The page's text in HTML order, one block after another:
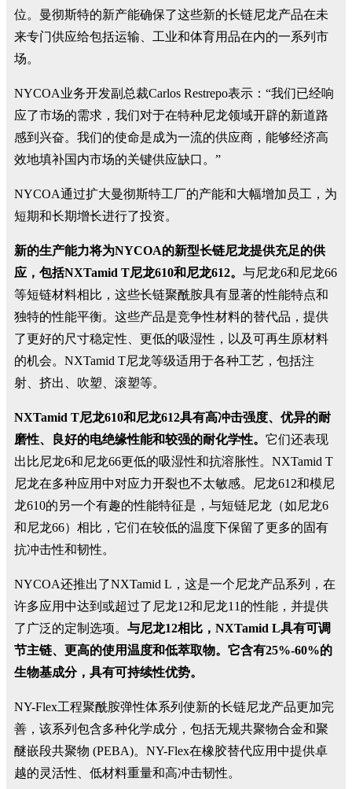
位。曼彻斯特的新产能确保了这些新的长链尼龙产品在未
来专门供应给包括运输、工业和体育用品在内的一系列市
场。
NYCOA业务开发副总裁Carlos Restrepo表示：“我们已经响
应了市场的需求，我们对于在特种尼龙领域开辟的新道路
感到兴奋。我们的使命是成为一流的供应商，能够经济高
效地填补国内市场的关键供应缺口。”
NYCOA通过扩大曼彻斯特工厂的产能和大幅增加员工，为
短期和长期增长进行了投资。
新的生产能力将为NYCOA的新型长链尼龙提供充足的供
应，包括NXTamid T尼龙610和尼龙612。 与尼龙6和尼龙66
等短链材料相比，这些长链聚酰胺具有显著的性能特点和
独特的性能平衡。这些产品是竞争性材料的替代品，提供
了更好的尺寸稳定性、更低的吸湿性，以及可再生原材料
的机会。NXTamid T尼龙等级适用于各种工艺，包括注
射、挤出、吹塑、滚塑等。
NXTamid T尼龙610和尼龙612具有高冲击强度、优异的耐
磨性、良好的电绝缘性能和较强的耐化学性。 它们还表现
出比尼龙6和尼龙66更低的吸湿性和抗溶胀性。NXTamid T
尼龙在多种应用中对应力开裂也不太敏感。尼龙612和模尼
龙610的另一个有趣的性能特征是，与短链尼龙（如尼龙6
和尼龙66）相比，它们在较低的温度下保留了更多的固有
抗冲击性和韧性。
NYCOA还推出了NXTamid L，这是一个尼龙产品系列，在
许多应用中达到或超过了尼龙12和尼龙11的性能，并提供
了广泛的定制选项。 与尼龙12相比，NXTamid L具有可调
节主链、更高的使用温度和低萃取物。它含有25%-60%的
生物基成分，具有可持续性优势。
NY-Flex工程聚酰胺弹性体系列使新的长链尼龙产品更加完
善，该系列包含多种化学成分，包括无规共聚物合金和聚
醚嵌段共聚物 (PEBA)。NY-Flex在橡胶替代应用中提供卓
越的灵活性、低材料重量和高冲击韧性。